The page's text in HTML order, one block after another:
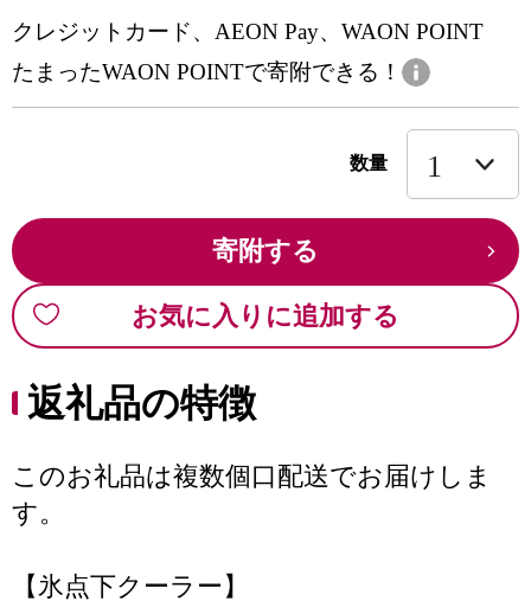
クレジットカード、AEON Pay、WAON POINT
たまったWAON POINTで寄附できる！
数量
寄附する
お気に入りに追加する
返礼品の特徴
このお礼品は複数個口配送でお届けしま
す。
【氷点下クーラー】